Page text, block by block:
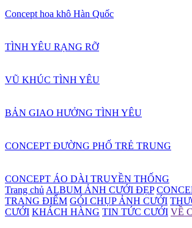
Concept hoa khô Hàn Quốc
TÌNH YÊU RẠNG RỠ
VŨ KHÚC TÌNH YÊU
BẢN GIAO HƯỞNG TÌNH YÊU
CONCEPT ĐƯỜNG PHỐ TRẺ TRUNG
CONCEPT ÁO DÀI TRUYỀN THỐNG
Trang chủ ALBUM ẢNH CƯỚI ĐẸP
TRANG ĐIỂM GÓI CHỤP ẢNH CƯỚI
CƯỚI KHÁCH HÀNG TIN TỨC CƯỚI VỀ